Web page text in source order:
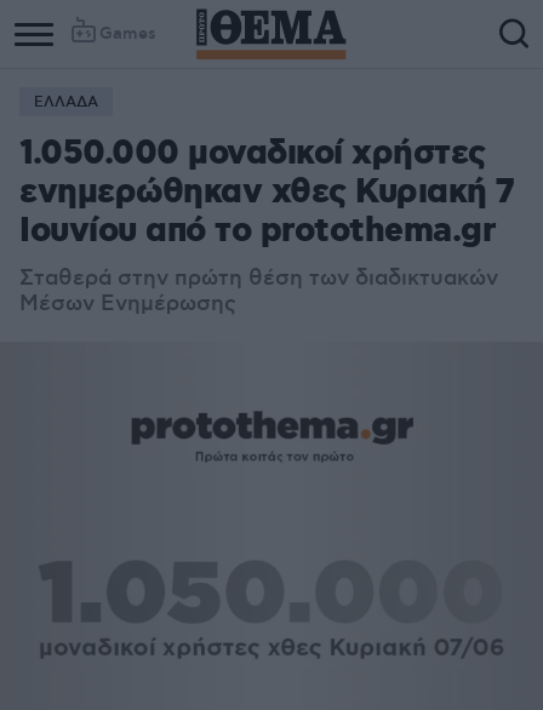
Games
ΕΛΛΑΔΑ
1.050.000 μοναδικοί χρήστες
ενημερώθηκαν χθες Κυριακή 7
Ιουνίου από το protothema.gr
Σταθερά στην πρώτη θέση των διαδικτυακών
Μέσων Ενημέρωσης